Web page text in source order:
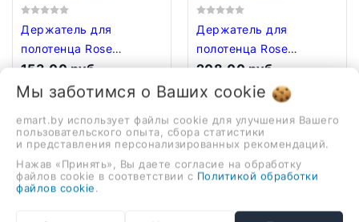
Держатель для
полотенца Rose
RG1817T
153,00 руб.
держатель для
установка, латунь
В корзину
Держатель для
полотенца Rose
RG1827H
208,00 руб.
держатель для
полотенца, настенная
установка, латунь
В корзину
Под заказ 10 дней
Мы заботимся о Ваших cookie
emart.by использует файлы cookie для улучшения Вашего
пользовательского опыта, сбора статистики
и представления персонализированных рекомендаций.
Нажав «Принять», Вы даете согласие на обработку
файлов cookie в соответствии с Политикой обработки
файлов cookie